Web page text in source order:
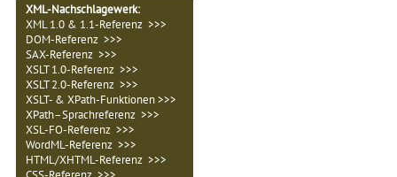
XML-Nachschlagewerk:
XML 1.0 & 1.1-Referenz >>>
DOM-Referenz >>>
SAX-Referenz >>>
XSLT 1.0-Referenz >>>
XSLT 2.0-Referenz >>>
XSLT- & XPath-Funktionen >>>
XPath–Sprachreferenz >>>
XSL-FO-Referenz >>>
WordML-Referenz >>>
HTML/XHTML-Referenz >>>